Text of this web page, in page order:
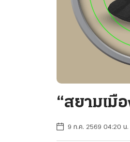
“สยามเมื
9 ก.ค. 2569 04:20 น.